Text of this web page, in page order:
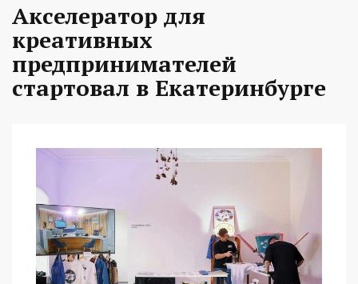
Акселератор для
креативных
предпринимателей
стартовал в Екатеринбурге